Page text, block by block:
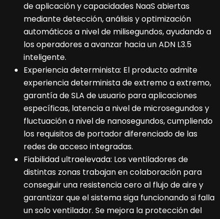
de aplicación y capacidades NaaS abiertas
mediante detección, análisis y optimización
automáticos a nivel de milisegundos, ayudando a
los operadores a avanzar hacia un ADN L3.5
inteligente.
Experiencia determinista: El producto admite
experiencia determinista de extremo a extremo,
garantía de SLA de usuario para aplicaciones
específicas, latencia a nivel de microsegundos y
fluctuación a nivel de nanosegundos, cumpliendo
los requisitos de portador diferenciado de las
redes de acceso integradas.
Fiabilidad ultraelevada: Los ventiladores de
distintas zonas trabajan en colaboración para
conseguir una resistencia cero al flujo de aire y
garantizar que el sistema siga funcionando si falla
un solo ventilador. Se mejora la protección del